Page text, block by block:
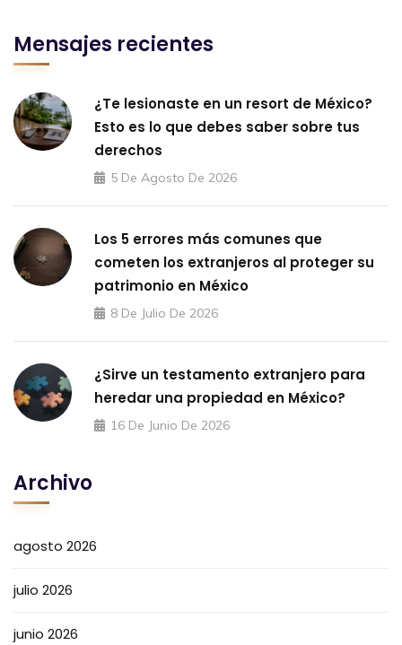
Mensajes recientes
¿Te lesionaste en un resort de México?
Esto es lo que debes saber sobre tus
derechos
5 De Agosto De 2026
Los 5 errores más comunes que
cometen los extranjeros al proteger su
patrimonio en México
8 De Julio De 2026
¿Sirve un testamento extranjero para
heredar una propiedad en México?
16 De Junio De 2026
Archivo
agosto 2026
julio 2026
junio 2026